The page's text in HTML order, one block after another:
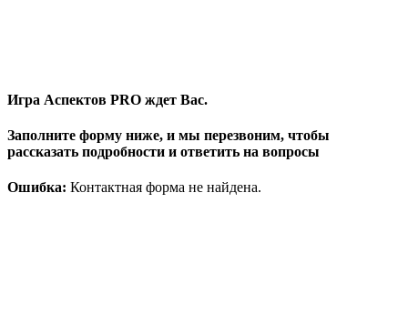
Игра Аспектов PRO ждет Вас.
Заполните форму ниже, и мы перезвоним, чтобы
рассказать подробности и ответить на вопросы
Ошибка: Контактная форма не найдена.